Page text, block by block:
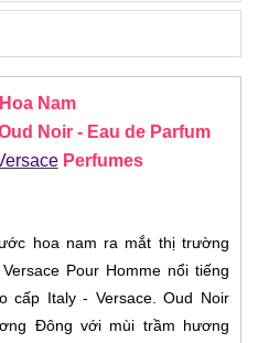
Nam
Noir - Eau de Parfum
Perfumes
hoa nam ra mắt thị trường
Pour Homme nổi tiếng
cấp Italy - Versace. Oud Noir
Đông với mùi trầm hương